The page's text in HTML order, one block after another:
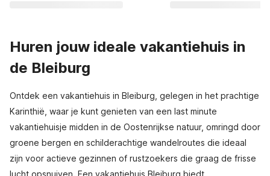
Huren jouw ideale vakantiehuis in
de Bleiburg
Ontdek een vakantiehuis in Bleiburg, gelegen in het prachtige
Karinthië, waar je kunt genieten van een last minute
vakantiehuisje midden in de Oostenrijkse natuur, omringd door
groene bergen en schilderachtige wandelroutes die ideaal
zijn voor actieve gezinnen of rustzoekers die graag de frisse
lucht opsnuiven. Een vakantiehuis Bleiburg biedt